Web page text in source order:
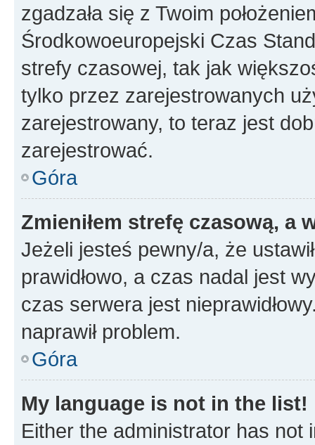
zgadzała się z Twoim
Środkowoeuropejski Czas
strefy czasowej, tak jak
tylko przez zarejestrowanych
zarejestrowany, to teraz jest
zarejestrować.
Góra
Zmieniłem strefę czasową, a
Jeżeli jesteś pewny/a, że
prawidłowo, a czas nadal jest
czas serwera jest
naprawił problem.
Góra
My language is not in the list!
Either the administrator has not